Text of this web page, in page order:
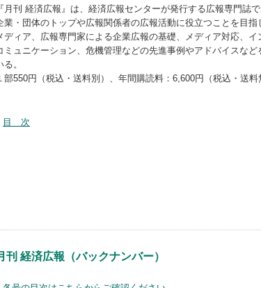
『月刊 経済広報』は、経済広報センターが発行する広報専門誌で
業・団体のトップや広報関係者の広報活動に役立つことを目指
ディア、広報専門家による企業広報の基礎、メディア対応、イ
ミュニケーション、危機管理などの先進事例やアドバイスなど
る。
部550円（税込・送料別）、年間購読料：6,600円（税込・送料
目 次
刊 経済広報（バックナンバー）